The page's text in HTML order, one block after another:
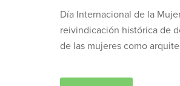
Día Internacional de la
reivindicación histórica de
de las mujeres como